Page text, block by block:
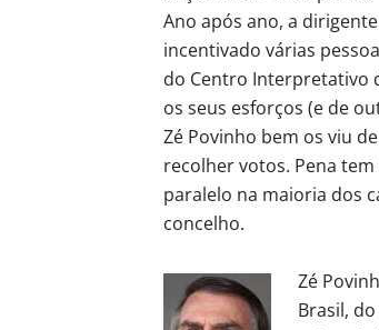
Ano após ano, a
incentivado várias
do Centro Interpretativo
os seus esforços (e de
Zé Povinho bem os viu
recolher votos. Pena
paralelo na maioria dos
concelho.
Zé
Brasil,